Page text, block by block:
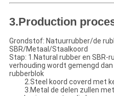
3.Production
Grondstof: Natuurrubber/de
SBR/Metaal/Staalkoord
Stap: 1.Natural rubber en
verhouding wordt gemengd
rubberblok
2.Steel koord coverd met
3.Metal de delen zullen met